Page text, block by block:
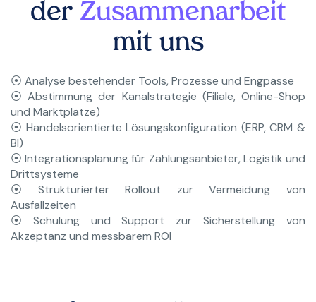
der Zusammenarbeit
mit uns
⦿ Analyse bestehender Tools, Prozesse und Engpässe
⦿ Abstimmung der Kanalstrategie (Filiale, Online-Shop
und Marktplätze)
⦿ Handelsorientierte Lösungskonfiguration (ERP, CRM &
BI)
⦿ Integrationsplanung für Zahlungsanbieter, Logistik und
Drittsysteme
⦿ Strukturierter Rollout zur Vermeidung von
Ausfallzeiten
⦿ Schulung und Support zur Sicherstellung von
Akzeptanz und messbarem ROI